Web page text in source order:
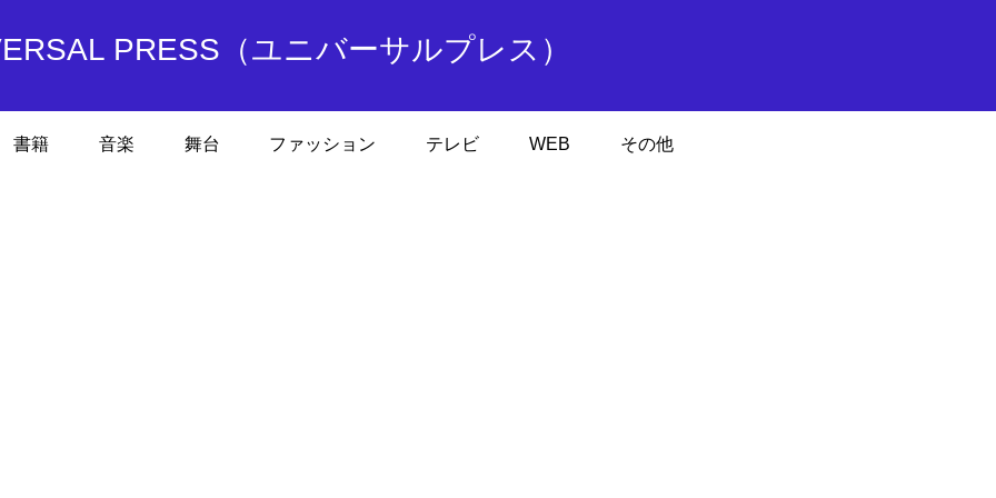
PRESS（ユニバーサルプレス）
書籍 音楽 舞台 ファッション テレビ WEB その他